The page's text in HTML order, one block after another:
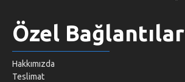
Özel Bağlantılar
Hakkımızda
Teslimat